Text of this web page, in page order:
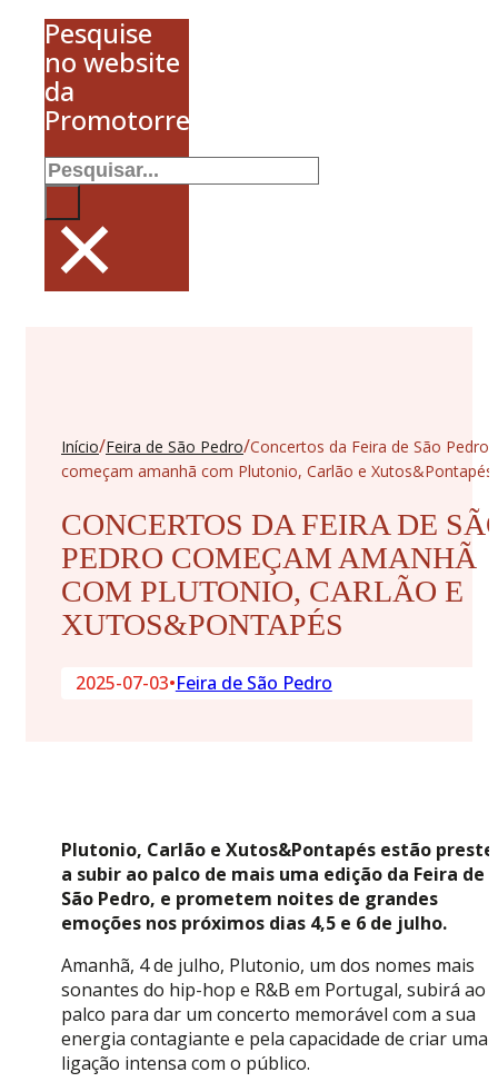
Pesquise
no website
da
Promotorres
Pesquisar
×
Início/Feira de São Pedro/Concertos da Feira de São Pedro
começam amanhã com Plutonio, Carlão e Xutos&Pontapés
CONCERTOS DA FEIRA DE
PEDRO COMEÇAM AMANHÃ
COM PLUTONIO, CARLÃO E
XUTOS&PONTAPÉS
2025-07-03•Feira de São Pedro
Plutonio, Carlão e Xutos&Pontapés estão
a subir ao palco de mais uma edição da Feira de
São Pedro, e prometem noites de grandes
emoções nos próximos dias 4,5 e 6 de julho.
Amanhã, 4 de julho, Plutonio, um dos nomes mais
sonantes do hip-hop e R&B em Portugal, subirá ao
palco para dar um concerto memorável com a sua
energia contagiante e pela capacidade de criar uma
ligação intensa com o público.